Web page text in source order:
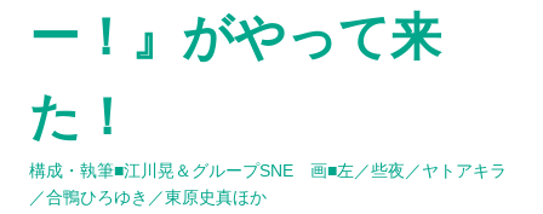
ー！』がやって来
た！
構成・執筆■江川晃＆グループSNE 画■左／些夜／ヤトアキラ
／合鴨ひろゆき／東原史真ほか